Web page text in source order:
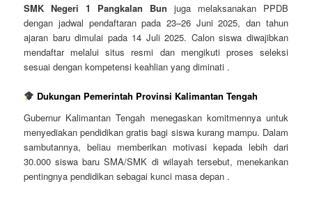
SMK Negeri 1 Pangkalan Bun juga melaksanakan PPDB
dengan jadwal pendaftaran pada 23–26 Juni 2025, dan tahun
ajaran baru dimulai pada 14 Juli 2025. Calon siswa diwajibkan
mendaftar melalui situs resmi dan mengikuti proses seleksi
sesuai dengan kompetensi keahlian yang diminati .
Dukungan Pemerintah Provinsi Kalimantan Tengah
Gubernur Kalimantan Tengah menegaskan komitmennya untuk
menyediakan pendidikan gratis bagi siswa kurang mampu. Dalam
sambutannya, beliau memberikan motivasi kepada lebih dari
30.000 siswa baru SMA/SMK di wilayah tersebut, menekankan
pentingnya pendidikan sebagai kunci masa depan .